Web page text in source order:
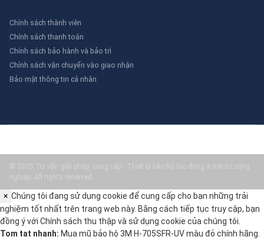
Chính sách thành viên
Chính sách thanh toán
Chính sách bảo hành và bảo trì
Chính sách vận chuyển vào giao nhận
Bảo mật thông tin cá nhân
© 2025 Tư vấn giải pháp, cung cấp - Thiết bị bảo hộ lao động & Vật tư công
nghiệp. All rights reserved.
× Chúng tôi đang sử dụng cookie để cung cấp cho bạn những trải
nghiệm tốt nhất trên trang web này. Bằng cách tiếp tục truy cập, bạn
đồng ý với Chính sách thu thập và sử dụng cookie của chúng tôi.
Tom tat nhanh: Mua mũ bảo hộ 3M H-705SFR-UV màu đỏ chính hãng.